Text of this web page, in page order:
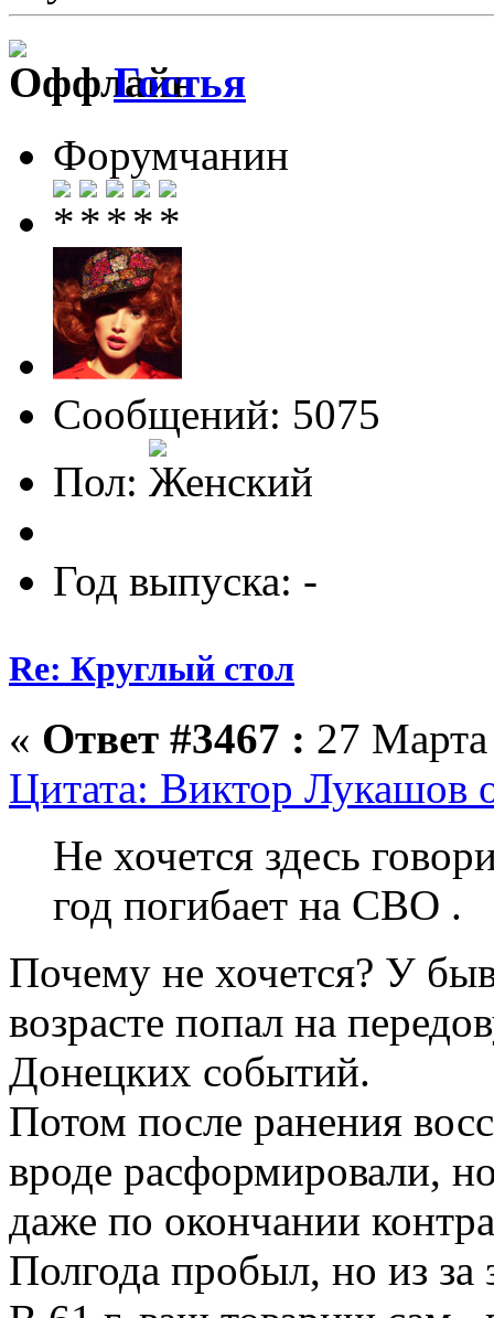
Гостья
Форумчанин
Сообщений: 5075
Пол:
Год выпуска: -
Re: Круглый стол
« Ответ #3467 : 27
Цитата: Виктор Лукашов
Не хочется здесь
год погибает на СВО .
Почему не хочется? У
возрасте попал на
Донецких событий.
Потом после ранения
вроде расформировали,
даже по окончании
Полгода пробыл, но из за